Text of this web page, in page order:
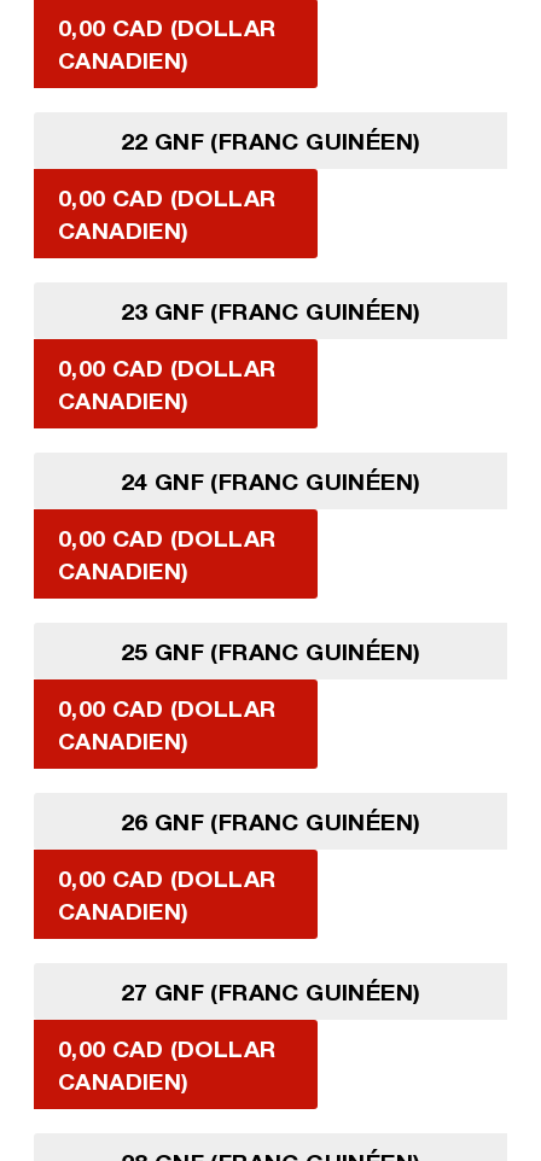
0,00 CAD (DOLLAR
CANADIEN)
22 GNF (FRANC GUINÉEN)
0,00 CAD (DOLLAR
CANADIEN)
23 GNF (FRANC GUINÉEN)
0,00 CAD (DOLLAR
CANADIEN)
24 GNF (FRANC GUINÉEN)
0,00 CAD (DOLLAR
CANADIEN)
25 GNF (FRANC GUINÉEN)
0,00 CAD (DOLLAR
CANADIEN)
26 GNF (FRANC GUINÉEN)
0,00 CAD (DOLLAR
CANADIEN)
27 GNF (FRANC GUINÉEN)
0,00 CAD (DOLLAR
CANADIEN)